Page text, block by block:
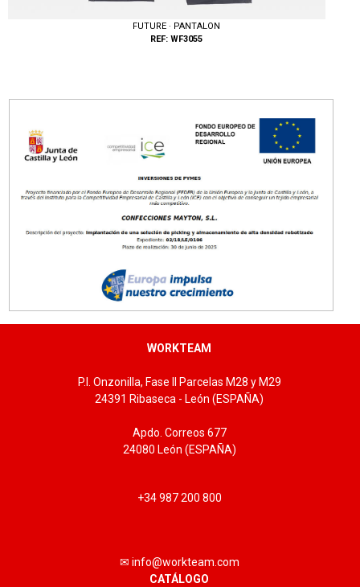
FUTURE · PANTALON
REF: WF3055
WORKTEAM
P.I. Onzonilla, Fase II Parcelas M28 y M29
24391 Ribaseca - León (ESPAÑA)
Apdo. Correos 677
24080 León (ESPAÑA)
+34 987 200 800
✉ info@workteam.com
CATÁLOGO